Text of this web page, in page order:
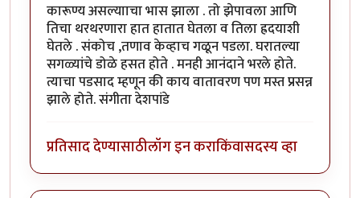
कारूण्य असल्यााचा भास झाला . तो झेपावला आणि
तिचा थरथरणारा हात हातात घेतला व तिला ह्रदयाशी
घेतले . संकोच ,तणाव केव्हाच गळून पडला. घरातल्या
सगळ्यांचे डोळे हसत होते . मनही आनंदाने भरले होते.
त्याचा पडसाद म्हणून की काय वातावरण पण मस्त प्रसन्न
झाले होते. संगीता देशपांडे
प्रतिसाद देण्यासाठीलॉग इन कराकिंवासदस्य व्हा